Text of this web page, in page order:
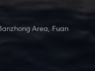
Area, Fuan